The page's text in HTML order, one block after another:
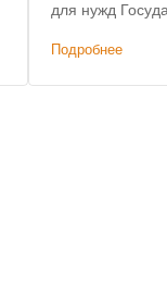
для нужд
М.В.Хруничева
Подробнее